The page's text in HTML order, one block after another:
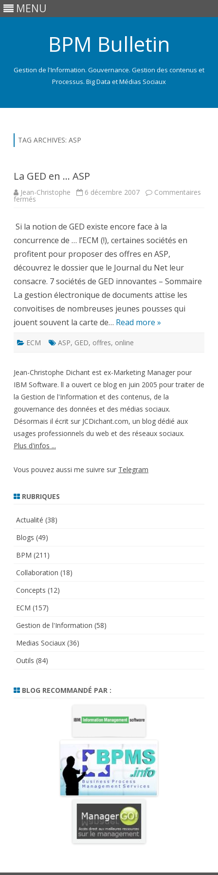
MENU
BPM Bulletin
Gestion de l'Information. Gouvernance. Gestion des contenus et
Processus. Big Data et Médias Sociaux
TAG ARCHIVES: ASP
La GED en … ASP
Jean-Christophe 6 décembre 2007 Commentaires
fermés
…
ASP
Si la notion de GED existe encore face à la
concurrence de … l’ECM (!), certaines sociétés en
profitent pour proposer des offres en ASP,
découvrez le dossier que le Journal du Net leur
consacre. 7 sociétés de GED innovantes – Sommaire
La gestion électronique de documents attise les
convoitises de nombreuses jeunes pousses qui
jouent souvent la carte de… Read more »
ECM ASP, GED, offres, online
Jean-Christophe Dichant est ex-Marketing Manager pour
IBM Software. ll a ouvert ce blog en juin 2005 pour traiter de
la Gestion de l'Information et des contenus, de la
gouvernance des données et des médias sociaux.
Désormais il écrit sur JCDichant.com, un blog dédié aux
usages professionnels du web et des réseaux sociaux.
Plus d'infos ...
Vous pouvez aussi me suivre sur Telegram
RUBRIQUES
Actualité (38)
Blogs (49)
BPM (211)
Collaboration (18)
Concepts (12)
ECM (157)
Gestion de l'Information (58)
Medias Sociaux (36)
Outils (84)
BLOG RECOMMANDÉ PAR :